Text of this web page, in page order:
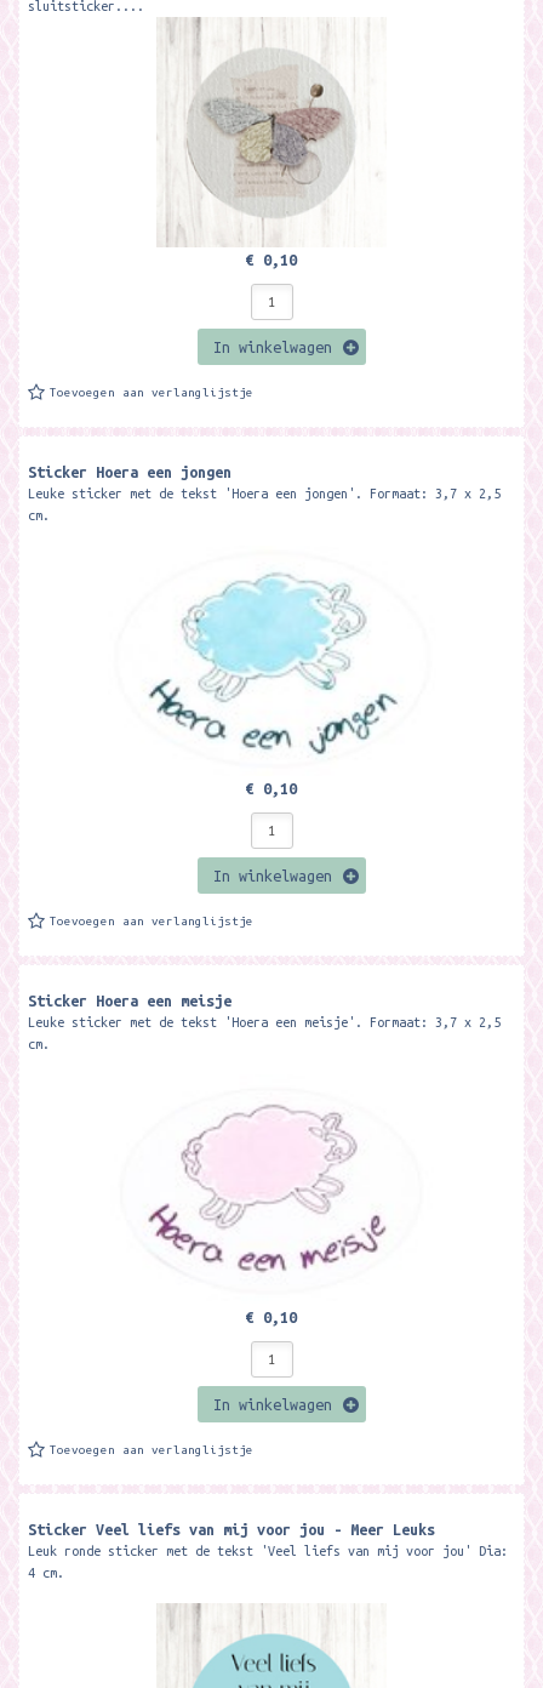
sluitsticker....
€ 0,10
In winkelwagen
Toevoegen aan verlanglijstje
Sticker Hoera een jongen
Leuke sticker met de tekst 'Hoera een jongen'. Formaat: 3,7 x 2,5
cm.
€ 0,10
In winkelwagen
Toevoegen aan verlanglijstje
Sticker Hoera een meisje
Leuke sticker met de tekst 'Hoera een meisje'. Formaat: 3,7 x 2,5
cm.
€ 0,10
In winkelwagen
Toevoegen aan verlanglijstje
Sticker Veel liefs van mij voor jou - Meer Leuks
Leuk ronde sticker met de tekst 'Veel liefs van mij voor jou' Dia:
4 cm.